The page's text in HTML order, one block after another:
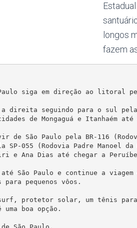
longos
fazem
siga em direção ao litoral
direita seguindo para o sul pela
de Mongaguá e Itanhaém
de São Paulo pela BR-116
055 (Rodovia Padre Manoel da
e Ana Dias até chegar a
até São Paulo e continue a
pequenos vôos.
protetor solar, um tênis para
boa opção.
São Paulo.